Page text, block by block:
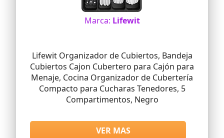
Marca: Lifewit
Lifewit Organizador de Cubiertos, Bandeja
Cubiertos Cajon Cubertero para Cajón para
Menaje, Cocina Organizador de Cubertería
Compacto para Cucharas Tenedores, 5
Compartimentos, Negro
VER MAS